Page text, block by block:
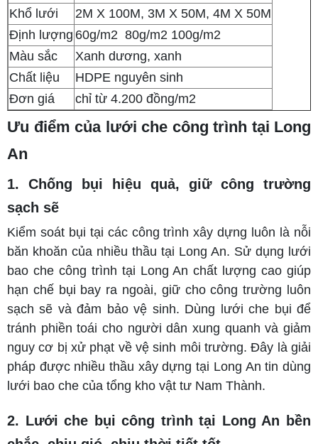
Khổ lưới
2M X 100M, 3M X 50M, 4M X 50M
Định lượng 60g/m2 80g/m2 100g/m2
Màu sắc
Xanh dương, xanh
Chất liệu
HDPE nguyên sinh
Đơn giá
chỉ từ 4.200 đồng/m2
Ưu điểm của lưới che công trình tại Long
An
1. Chống bụi hiệu quả, giữ công trường
sạch sẽ
Kiểm soát bụi tại các công trình xây dựng luôn là nỗi
băn khoăn của nhiều thầu tại Long An. Sử dụng lưới
bao che công trình tại Long An chất lượng cao giúp
hạn chế bụi bay ra ngoài, giữ cho công trường luôn
sạch sẽ và đảm bảo vệ sinh. Dùng lưới che bụi để
tránh phiền toái cho người dân xung quanh và giảm
nguy cơ bị xử phạt về vệ sinh môi trường. Đây là giải
pháp được nhiều thầu xây dựng tại Long An tin dùng
lưới bao che của tổng kho vật tư Nam Thành.
2. Lưới che bụi công trình tại Long An bền